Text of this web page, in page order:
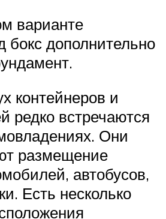
варианте
бокс дополнительно
контейнеров и
редко встречаются
Они
размещение
автобусов,
Есть несколько